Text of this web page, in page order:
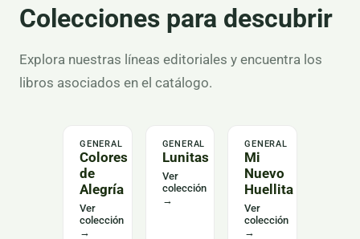
Colecciones para descubrir
Explora nuestras líneas editoriales y encuentra los
libros asociados en el catálogo.
GENERAL
Colores
de
Alegría
Ver
colección
→
GENERAL
Lunitas
Ver
colección
→
GENERAL
Mi
Nuevo
Huellita
Ver
colección
→